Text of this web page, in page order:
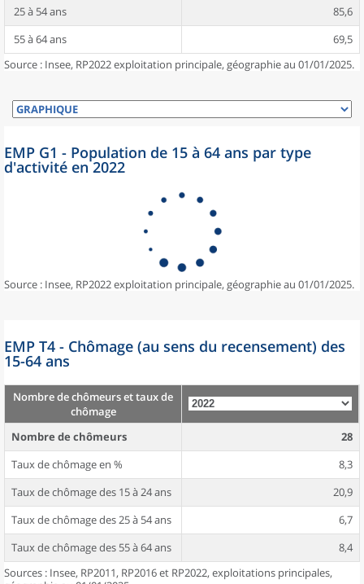
25 à 54 ans
85,6
55 à 64 ans
69,5
Source : Insee, RP2022 exploitation principale, géographie au 01/01/2025.
EMP G1 - Population de 15 à 64 ans par type
d'activité en 2022
Source : Insee, RP2022 exploitation principale, géographie au 01/01/2025.
EMP T4 - Chômage (au sens du recensement) des
15-64 ans
Nombre de chômeurs et taux de
chômage
Nombre de chômeurs
28
Taux de chômage en %
8,3
Taux de chômage des 15 à 24 ans
20,9
Taux de chômage des 25 à 54 ans
6,7
Taux de chômage des 55 à 64 ans
8,4
Sources : Insee, RP2011, RP2016 et RP2022, exploitations principales,